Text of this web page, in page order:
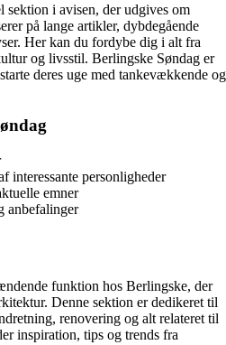
sektion i avisen, der udgives om
på lange artikler, dybdegående
Her kan du fordybe dig i alt fra
og livsstil. Berlingske Søndag er
deres uge med tankevækkende og
interessante personligheder
emner
anbefalinger
funktion hos Berlingske, der
Denne sektion er dedikeret til
renovering og alt relateret til
inspiration, tips og trends fra